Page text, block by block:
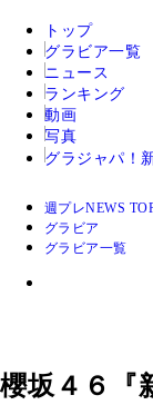
トップ
グラビア一覧
ニュース
ランキング
動画
写真
グラジャパ！
週プレNEWS
グラビア
グラビア一覧
櫻坂４６『